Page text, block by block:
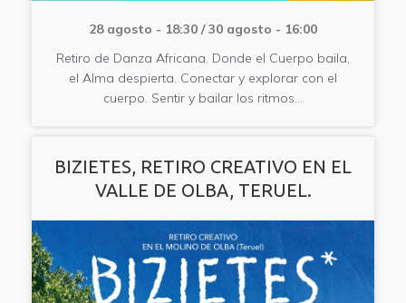
28 agosto - 18:30 /30 agosto - 16:00
Retiro de Danza Africana. Donde el Cuerpo baila,
el Alma despierta. Conectar y explorar con el
cuerpo. Sentir y bailar los ritmos…
BIZIETES, RETIRO CREATIVO EN EL
VALLE DE OLBA, TERUEL.